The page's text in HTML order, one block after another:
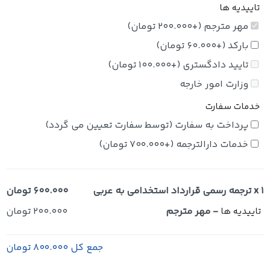
تاییدیه ها
مهر مترجم(+
200.000تومان)
بارکد(+
60.000تومان)
تایید دادگستری(+
100.000تومان)
وزارت امور خارجه
خدمات سفارت
پرداخت به سفارت (توسط سفارت تعیین می گردد)
خدمات دارالترجمه(+
700.000تومان)
x 1ترجمه رسمی قرارداد استخدامی به عربی 600.000 تومان
تاییدیه ها-مهر مترجم 200.000 تومان
جمع کل800.000 تومان